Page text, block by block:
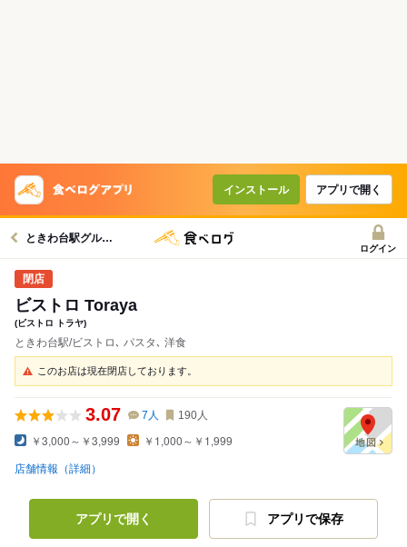
インストール アプリで開く
ときわ台駅グルメへ
ログイン
ビストロ Toraya
(ビストロ トラヤ)
ときわ台駅/ビストロ､ パスタ､ 洋食
このお店は現在閉店しております。
3.07 7 人 190人
￥3,000～￥3,999 ￥1,000～￥1,999
店舗情報（詳細）
アプリで開く アプリで保存